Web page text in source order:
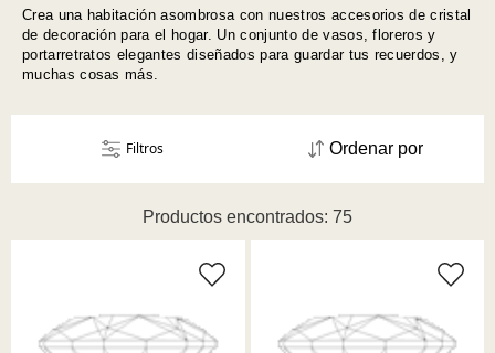
Crea una habitación asombrosa con nuestros accesorios de cristal
de decoración para el hogar. Un conjunto de vasos, floreros y
portarretratos elegantes diseñados para guardar tus recuerdos, y
muchas cosas más.
Productos encontrados: 75
Ordenar por
Mejor descuento
Filtros